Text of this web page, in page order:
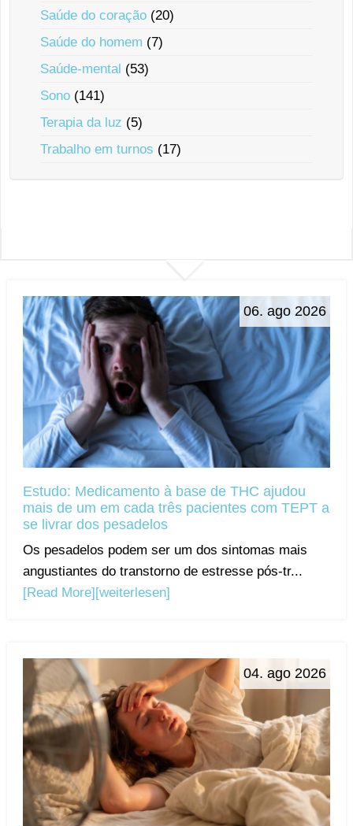
Saúde do coração (20)
Saúde do homem (7)
Saúde-mental (53)
Sono (141)
Terapia da luz (5)
Trabalho em turnos (17)
06. ago 2026
Estudo: Medicamento à base de THC ajudou
mais de um em cada três pacientes com TEPT a
se livrar dos pesadelos
Os pesadelos podem ser um dos sintomas mais
angustiantes do transtorno de estresse pós-tr...
[Read More][weiterlesen]
04. ago 2026